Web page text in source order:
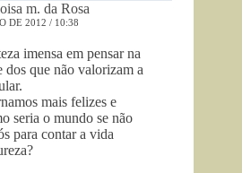
m. da Rosa
DE 2012 / 10:38
imensa em pensar na
dos que não valorizam a
mais felizes e
seria o mundo se não
para contar a vida